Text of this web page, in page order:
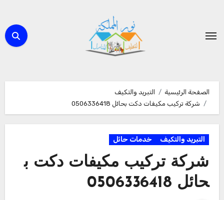
المحتوى
الصفحة الرئيسية
التبريد والتكيف
شركة تركيب مكيفات دكت بحائل 0506336418
التبريد والتكيف خدمات حائل
شركة تركيب مكيفات دكت ب
حائل 0506336418